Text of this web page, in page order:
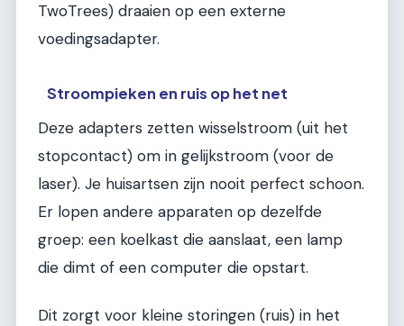
TwoTrees) draaien op een externe
voedingsadapter.
Stroompieken en ruis op het net
Deze adapters zetten wisselstroom (uit het
stopcontact) om in gelijkstroom (voor de
laser). Je huisartsen zijn nooit perfect schoon.
Er lopen andere apparaten op dezelfde
groep: een koelkast die aanslaat, een lamp
die dimt of een computer die opstart.
Dit zorgt voor kleine storingen (ruis) in het